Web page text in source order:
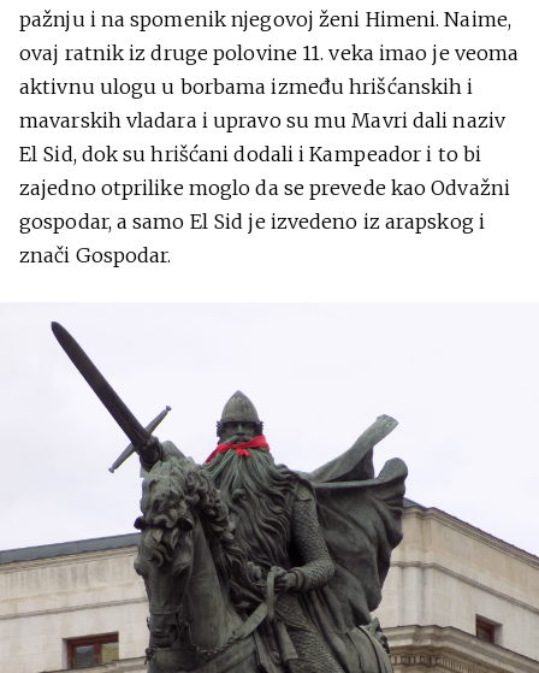
pažnju i na spomenik njegovoj ženi Himeni. Naime,
ovaj ratnik iz druge polovine 11. veka imao je veoma
aktivnu ulogu u borbama između hrišćanskih i
mavarskih vladara i upravo su mu Mavri dali naziv
El Sid, dok su hrišćani dodali i Kampeador i to bi
zajedno otprilike moglo da se prevede kao Odvažni
gospodar, a samo El Sid je izvedeno iz arapskog i
znači Gospodar.